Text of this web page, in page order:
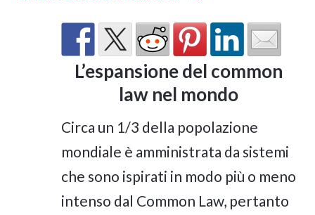
L’espansione del common
law nel mondo
Circa un 1/3 della popolazione
mondiale è amministrata da sistemi
che sono ispirati in modo più o meno
intenso dal Common Law, pertanto